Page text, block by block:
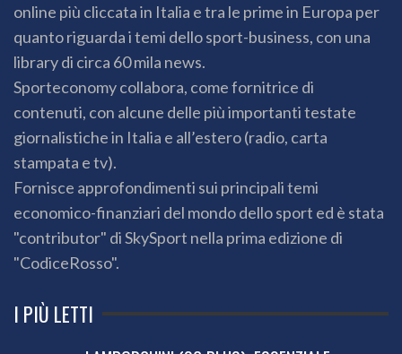
online più cliccata in Italia e tra le prime in Europa per
quanto riguarda i temi dello sport-business, con una
library di circa 60 mila news.
Sporteconomy collabora, come fornitrice di
contenuti, con alcune delle più importanti testate
giornalistiche in Italia e all’estero (radio, carta
stampata e tv).
Fornisce approfondimenti sui principali temi
economico-finanziari del mondo dello sport ed è stata
"contributor" di SkySport nella prima edizione di
"CodiceRosso".
I PIÙ LETTI